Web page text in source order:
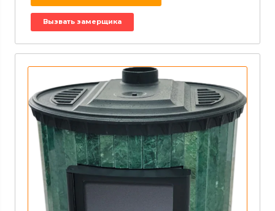
Вызвать замерщика